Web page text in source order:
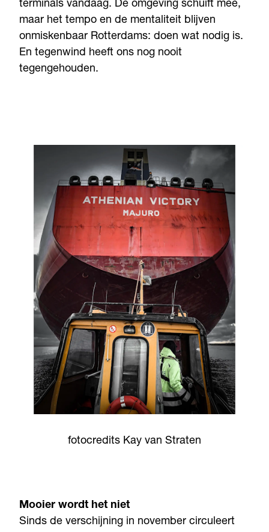
terminals vandaag. De omgeving schuift mee,
maar het tempo en de mentaliteit blijven
onmiskenbaar Rotterdams: doen wat nodig is.
En tegenwind heeft ons nog nooit
tegengehouden.
fotocredits Kay van Straten
Mooier wordt het niet
Sinds de verschijning in november circuleert